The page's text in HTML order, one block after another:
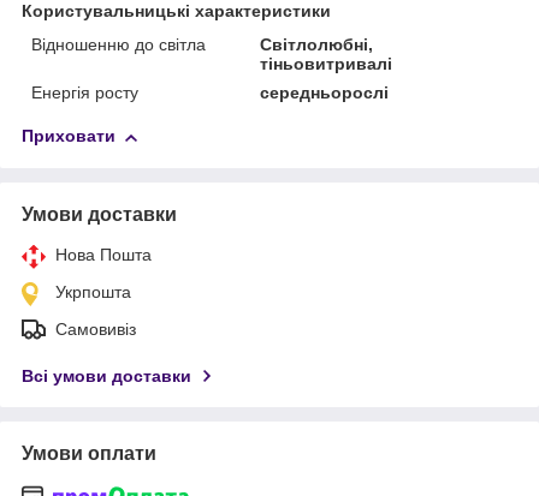
Користувальницькі характеристики
Відношенню до світла
Світлолюбні,
тіньовитривалі
Енергія росту
середньорослі
Приховати
Умови доставки
Нова Пошта
Укрпошта
Самовивіз
Всі умови доставки
Умови оплати